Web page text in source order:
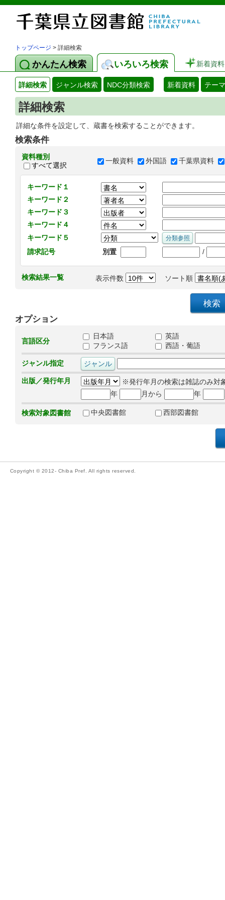
トップページ > 詳細検索
かんたん検索 いろいろ検索 新着資料
詳細検索 ジャンル検索 NDC分類検索 新着資料 テー
詳細検索
詳細な条件を設定して、蔵書を検索することができます。
検索条件
資料種別
すべて選択
一般資料 外国語 千葉県資料
キーワード１
キーワード２
キーワード３
キーワード４
キーワード５
請求記号
別置 /
検索結果一覧 表示件数 ソート順
オプション
言語区分
日本語
英語
フランス語
西語・葡語
ジャンル指定
出版／発行年月
※発行年月の検索は雑誌のみ対
年
月から 年
検索対象図書館 中央図書館 西部図書館
Copyright © 2012- Chiba Pref. All rights reserved.